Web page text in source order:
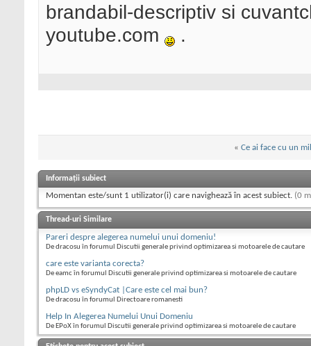
brandabil-descriptiv si
youtube.com
.
« Ce ai face cu un
Informații subiect
Momentan este/sunt 1 utilizator(i) care navighează în acest subiect. (0
Thread-uri Similare
Pareri despre alegerea numelui unui domeniu!
De dracosu în forumul Discutii generale privind optimizarea si motoarele de cautare
care este varianta corecta?
De eamc în forumul Discutii generale privind optimizarea si motoarele de cautare
phpLD vs eSyndyCat |Care este cel mai bun?
De dracosu în forumul Directoare romanesti
Help In Alegerea Numelui Unui Domeniu
De EPoX în forumul Discutii generale privind optimizarea si motoarele de cautare